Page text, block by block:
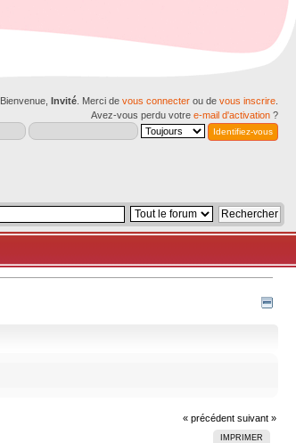
Bienvenue, Invité . Merci de vous connecter ou de vous inscrire
Avez-vous perdu votre e-mail d'activation ?
« précédent suivant »
IMPRIMER